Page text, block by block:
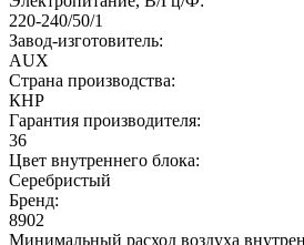
220-240/50/1
Завод-изготовитель:
AUX
Страна производства:
КНР
Гарантия производителя:
36
Цвет внутреннего блока:
Серебристый
Бренд:
8902
Минимальный расход воздуха